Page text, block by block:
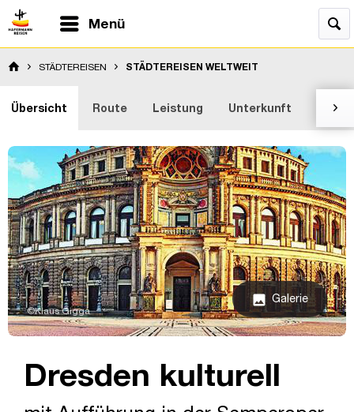
Menü
STÄDTEREISEN STÄDTEREISEN WELTWEIT
Übersicht Route Leistung Unterkunft 
image Galerie
©Klaus Gigga
Dresden kulturell